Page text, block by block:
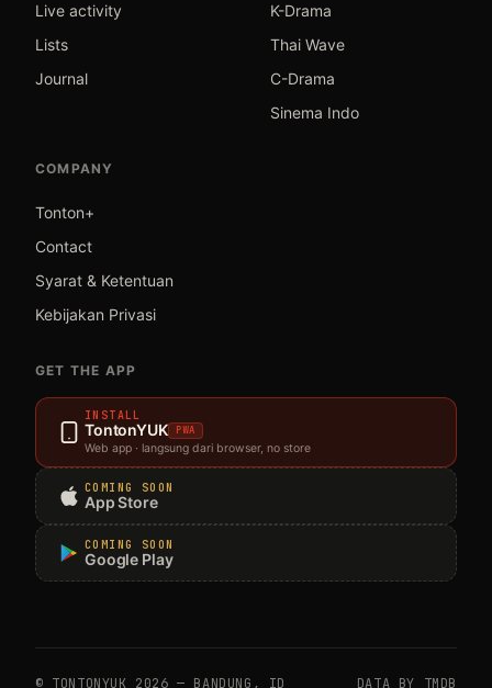
Live activity
Lists
Journal
K-Drama
Thai Wave
C-Drama
Sinema Indo
COMPANY
Tonton+
Contact
Syarat & Ketentuan
Kebijakan Privasi
GET THE APP
INSTALL
TontonYUK PWA
Web app · langsung dari browser, no store
COMING SOON
App Store
COMING SOON
Google Play
© TONTONYUK 2026 — BANDUNG, ID DATA BY TMDB